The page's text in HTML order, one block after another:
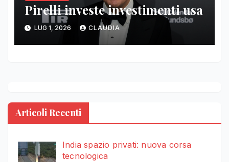
Pirelli investe investimenti usa
LUG 1, 2026 CLAUDIA
Articoli Recenti
India spazio privati: nuova corsa
tecnologica